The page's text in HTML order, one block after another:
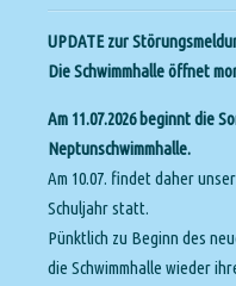
UPDATE zur
Die Schwimmhalle öffnet
Am 11.07.2026 beginnt die
Neptunschwimmhalle.
Am 10.07. findet daher
Schuljahr statt.
Pünktlich zu Beginn des
die Schwimmhalle wieder